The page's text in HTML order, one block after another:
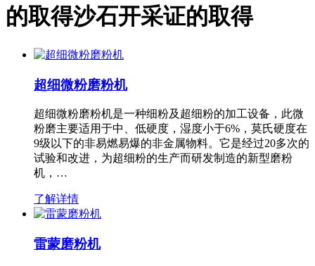
的取得沙石开采证的取得
超细微粉磨粉机
超细微粉磨粉机是一种细粉及超细粉的加工设备，此微
粉磨主要适用于中、低硬度，湿度小于6%，莫氏硬度在
9级以下的非易燃易爆的非金属物料。它是经过20多次的
试验和改进，为超细粉的生产而研发制造的新型磨粉
机，…
了解详情
雷蒙磨粉机